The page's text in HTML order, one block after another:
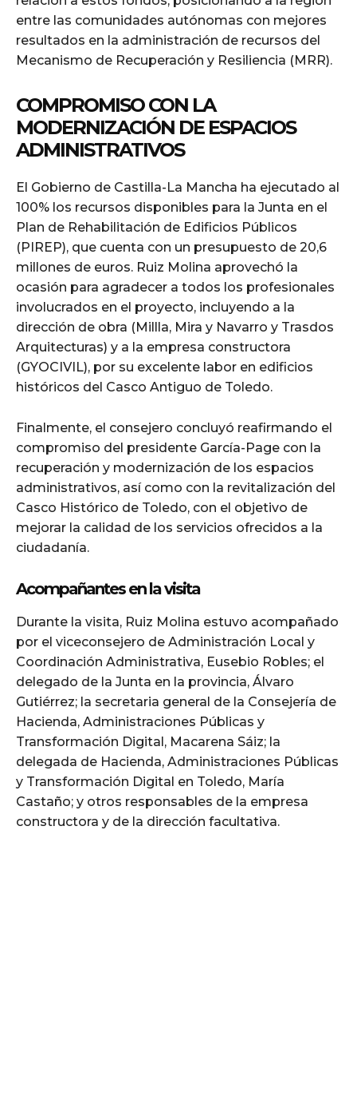
entre las comunidades autónomas con mejores
resultados en la administración de recursos del
Mecanismo de Recuperación y Resiliencia (MRR).
COMPROMISO CON LA
MODERNIZACIÓN DE ESPACIOS
ADMINISTRATIVOS
El Gobierno de Castilla-La Mancha ha ejecutado al
100% los recursos disponibles para la Junta en el
Plan de Rehabilitación de Edificios Públicos
(PIREP), que cuenta con un presupuesto de 20,6
millones de euros. Ruiz Molina aprovechó la
ocasión para agradecer a todos los profesionales
involucrados en el proyecto, incluyendo a la
dirección de obra (Millla, Mira y Navarro y Trasdos
Arquitecturas) y a la empresa constructora
(GYOCIVIL), por su excelente labor en edificios
históricos del Casco Antiguo de Toledo.
Finalmente, el consejero concluyó reafirmando el
compromiso del presidente García-Page con la
recuperación y modernización de los espacios
administrativos, así como con la revitalización del
Casco Histórico de Toledo, con el objetivo de
mejorar la calidad de los servicios ofrecidos a la
ciudadanía.
Acompañantes en la visita
Durante la visita, Ruiz Molina estuvo acompañado
por el viceconsejero de Administración Local y
Coordinación Administrativa, Eusebio Robles; el
delegado de la Junta en la provincia, Álvaro
Gutiérrez; la secretaria general de la Consejería de
Hacienda, Administraciones Públicas y
Transformación Digital, Macarena Sáiz; la
delegada de Hacienda, Administraciones Públicas
y Transformación Digital en Toledo, María
Castaño; y otros responsables de la empresa
constructora y de la dirección facultativa.